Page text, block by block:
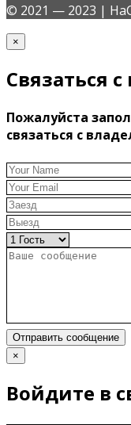
© 2021 — 2023 |
×
Связаться
Пожалуйста
связаться с
Отправить сообщение
×
Войдите в